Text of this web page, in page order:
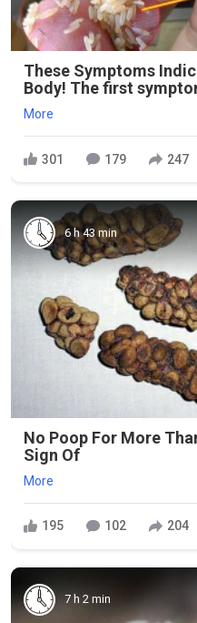
These Symptoms
Body! The first
More
301 179 247
6 h 43 min
No Poop For More
Sign Of
More
195 102 204
7 h 2 min